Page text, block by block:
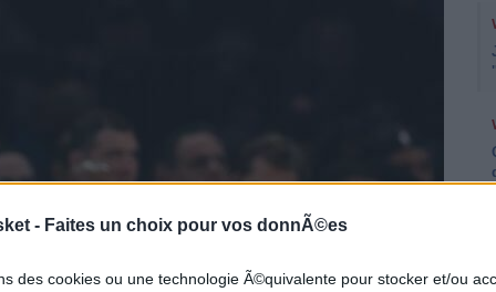
- Faites un choix pour vos donnÃ©es
des cookies ou une technologie Ã©quivalente pour stocker et/ou